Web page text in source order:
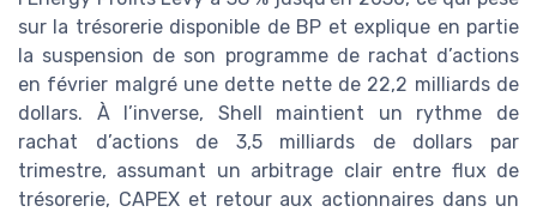
sur la trésorerie disponible de BP et explique en partie
la suspension de son programme de rachat d’actions
en février malgré une dette nette de 22,2 milliards de
dollars. À l’inverse, Shell maintient un rythme de
rachat d’actions de 3,5 milliards de dollars par
trimestre, assumant un arbitrage clair entre flux de
trésorerie, CAPEX et retour aux actionnaires dans un